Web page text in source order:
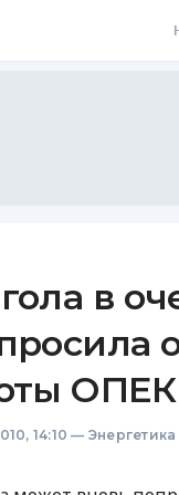
в
ОПЕК
14:10 — Энергетика